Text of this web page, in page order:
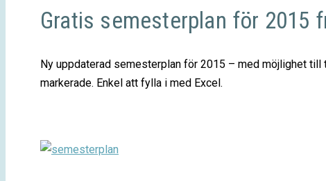
Gratis semesterplan för 2015
Ny uppdaterad semesterplan för 2015 – med möjlighet
markerade. Enkel att fylla i med Excel.